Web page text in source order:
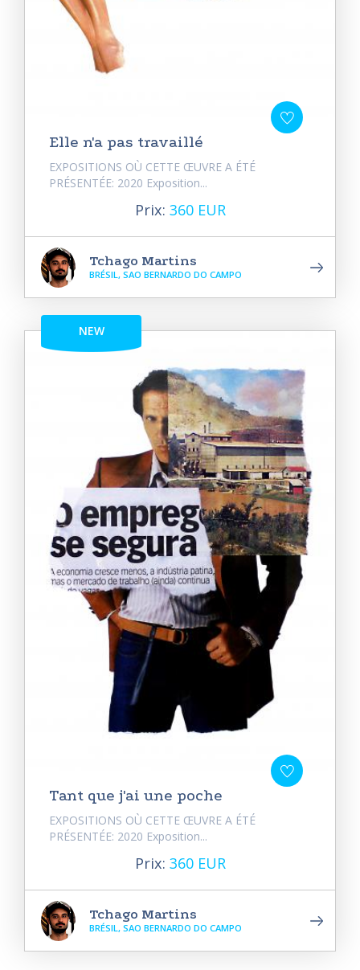
Elle n'a pas travaillé
EXPOSITIONS OÙ CETTE ŒUVRE A ÉTÉ
PRÉSENTÉE: 2020 Exposition...
Prix: 360 EUR
Tchago Martins
BRÉSIL, SAO BERNARDO DO CAMPO
NEW
Tant que j'ai une poche
EXPOSITIONS OÙ CETTE ŒUVRE A ÉTÉ
PRÉSENTÉE: 2020 Exposition...
Prix: 360 EUR
Tchago Martins
BRÉSIL, SAO BERNARDO DO CAMPO